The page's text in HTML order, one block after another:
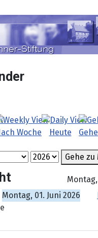
Woche Heute
Gehe
Montag,
Montag, 01. Juni 2026